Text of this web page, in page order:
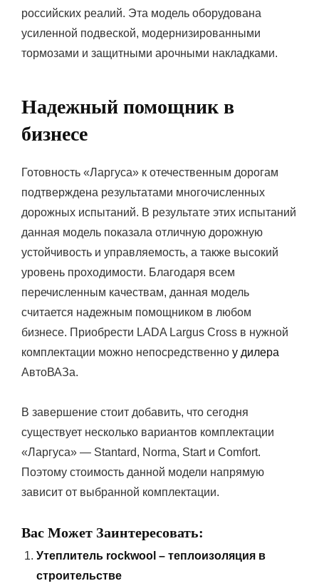
российских реалий. Эта модель оборудована
усиленной подвеской, модернизированными
тормозами и защитными арочными накладками.
Надежный помощник в
бизнесе
Готовность «Ларгуса» к отечественным дорогам
подтверждена результатами многочисленных
дорожных испытаний. В результате этих испытаний
данная модель показала отличную дорожную
устойчивость и управляемость, а также высокий
уровень проходимости. Благодаря всем
перечисленным качествам, данная модель
считается надежным помощником в любом
бизнесе. Приобрести LADA Largus Cross в нужной
комплектации можно непосредственно у дилера
АвтоВАЗа.
В завершение стоит добавить, что сегодня
существует несколько вариантов комплектации
«Ларгуса» — Stantard, Norma, Start и Comfort.
Поэтому стоимость данной модели напрямую
зависит от выбранной комплектации.
Вас Может Заинтересовать:
Утеплитель rockwool – теплоизоляция в
строительстве